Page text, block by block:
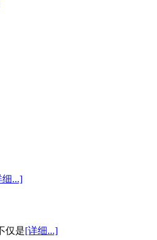
细...]
仅是[详细...]